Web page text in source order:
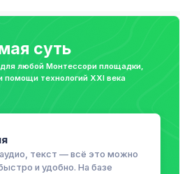
суть
любой Монтессори площадки,
помощи технологий XXI века
текст — всё это можно
и удобно. На базе